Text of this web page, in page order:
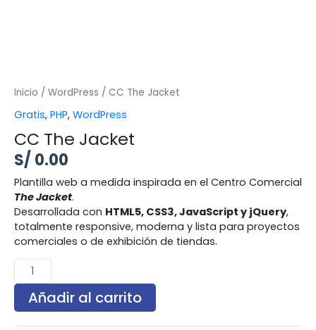
Inicio / WordPress / CC The Jacket
Gratis, PHP, WordPress
CC The Jacket
S/ 0.00
Plantilla web a medida inspirada en el Centro Comercial
The Jacket.
Desarrollada con HTML5, CSS3, JavaScript y jQuery,
totalmente responsive, moderna y lista para proyectos
comerciales o de exhibición de tiendas.
Añadir al carrito